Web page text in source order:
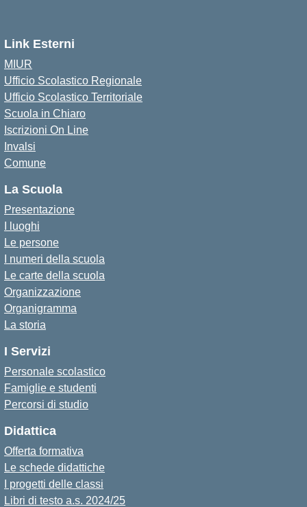
Link Esterni
MIUR
Ufficio Scolastico Regionale
Ufficio Scolastico Territoriale
Scuola in Chiaro
Iscrizioni On Line
Invalsi
Comune
La Scuola
Presentazione
I luoghi
Le persone
I numeri della scuola
Le carte della scuola
Organizzazione
Organigramma
La storia
I Servizi
Personale scolastico
Famiglie e studenti
Percorsi di studio
Didattica
Offerta formativa
Le schede didattiche
I progetti delle classi
Libri di testo a.s. 2024/25